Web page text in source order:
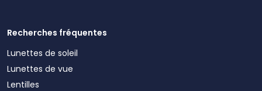
Recherches fréquentes
Lunettes de soleil
Lunettes de vue
Lentilles